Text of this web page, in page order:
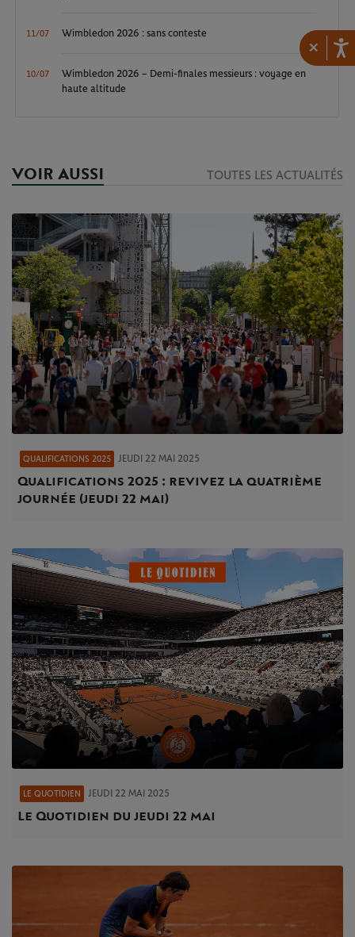
×
11/07 Wimbledon 2026 : sans conteste
10/07
Wimbledon 2026 – Demi-finales messieurs : voyage en
haute altitude
VOIR AUSSI TOUTES LES ACTUALITÉS
QUALIFICATIONS 2025 JEUDI 22 MAI 2025
Qualifications 2025 : revivez la quatrième
journée (jeudi 22 mai)
LE QUOTIDIEN JEUDI 22 MAI 2025
Le Quotidien du jeudi 22 mai